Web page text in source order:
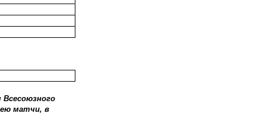
Всесоюзного
ею матчи, в